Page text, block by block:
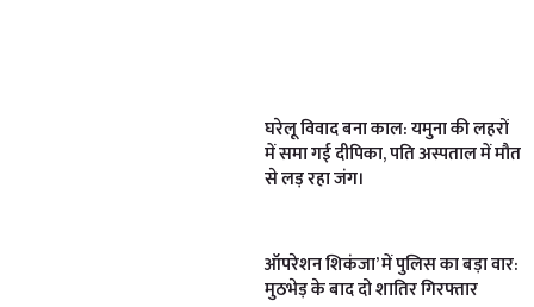
घरेलू विवाद बना काल: यमुना की लहरों
में समा गई दीपिका, पति अस्पताल में मौत
से लड़ रहा जंग।
ऑपरेशन शिकंजा’ में पुलिस का बड़ा वार:
मुठभेड़ के बाद दो शातिर गिरफ्तार